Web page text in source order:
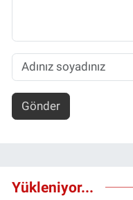
Gönder
Yükleniyor...